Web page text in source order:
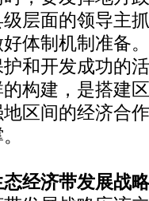
层面的领导主
体制机制准备
和开发成功的
构建，是搭建
区间的经济合
经济带发展战